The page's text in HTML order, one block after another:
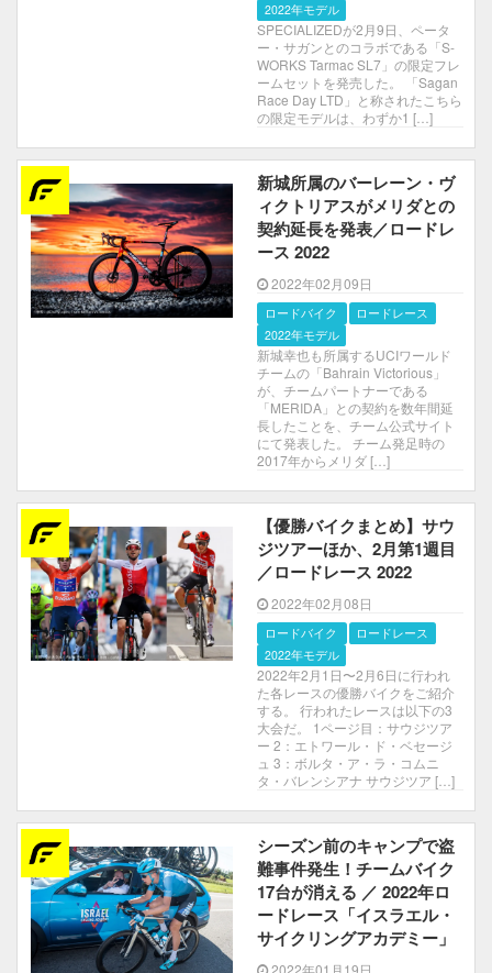
2022年モデル
SPECIALIZEDが2月9日、ペータ
ー・サガンとのコラボである「S-
WORKS Tarmac SL7」の限定フレ
ームセットを発売した。 「Sagan
Race Day LTD」と称されたこちら
の限定モデルは、わずか1 […]
新城所属のバーレーン・ヴ
ィクトリアスがメリダとの
契約延長を発表／ロードレ
ース 2022
2022年02月09日
ロードバイク
ロードレース
2022年モデル
新城幸也も所属するUCIワールド
チームの「Bahrain Victorious」
が、チームパートナーである
「MERIDA」との契約を数年間延
長したことを、チーム公式サイト
にて発表した。 チーム発足時の
2017年からメリダ […]
【優勝バイクまとめ】サウ
ジツアーほか、2月第1週目
／ロードレース 2022
2022年02月08日
ロードバイク
ロードレース
2022年モデル
2022年2月1日〜2月6日に行われ
た各レースの優勝バイクをご紹介
する。 行われたレースは以下の3
大会だ。 1ページ目：サウジツア
ー 2：エトワール・ド・ベセージ
ュ 3：ボルタ・ア・ラ・コムニ
タ・バレンシアナ サウジツア […]
シーズン前のキャンプで盗
難事件発生！チームバイク
17台が消える ／ 2022年ロ
ードレース「イスラエル・
サイクリングアカデミー」
2022年01月19日